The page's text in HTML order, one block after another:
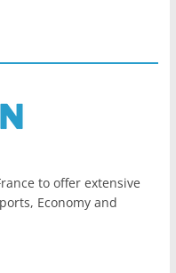
to offer extensive
Economy and